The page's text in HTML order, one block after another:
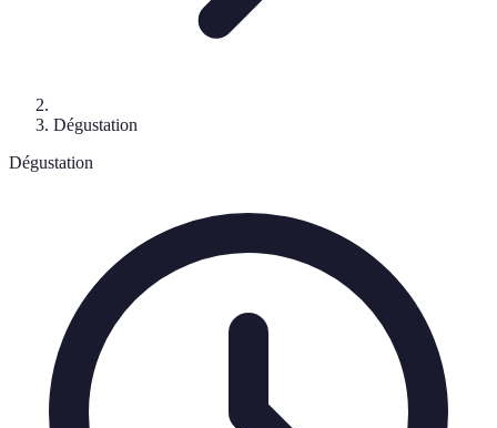
Dégustation
Dégustation